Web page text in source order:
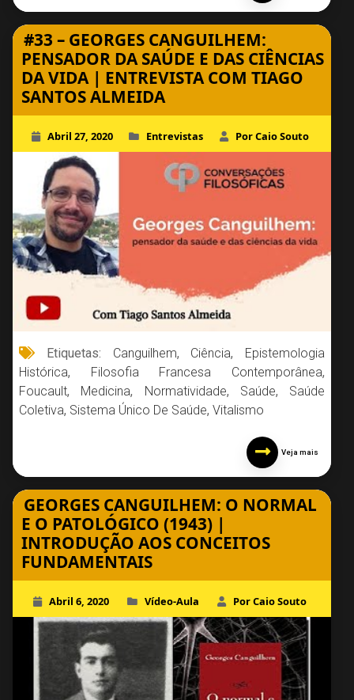
#33 – GEORGES CANGUILHEM:
PENSADOR DA SAÚDE E DAS CIÊNCIAS
DA VIDA | ENTREVISTA COM TIAGO
SANTOS ALMEIDA
Abril 27, 2020 Entrevistas Por Caio Souto
Etiquetas: Canguilhem, Ciência, Epistemologia
Histórica, Filosofia Francesa Contemporânea,
Foucault, Medicina, Normatividade, Saúde, Saúde
Coletiva, Sistema Único De Saúde, Vitalismo
Veja mais
GEORGES CANGUILHEM: O NORMAL
E O PATOLÓGICO (1943) |
INTRODUÇÃO AOS CONCEITOS
FUNDAMENTAIS
Abril 6, 2020 Vídeo-Aula Por Caio Souto